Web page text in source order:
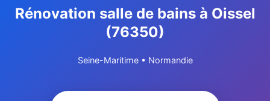
Rénovation salle de bains à Oissel
(76350)
Seine-Maritime • Normandie